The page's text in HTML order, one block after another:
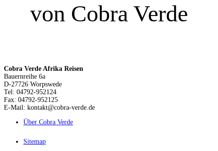
von Cobra Verde
Cobra Verde Afrika Reisen
Bauernreihe 6a
D-27726 Worpswede
Tel: 04792-952124
Fax: 04792-952125
E-Mail: kontakt@cobra-verde.de
Über Cobra Verde
Sitemap